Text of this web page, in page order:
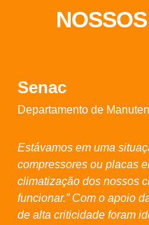
Senac
Departamento de
Estávamos em uma
compressores ou placas
climatização dos nossos
funcionar.” Com o apoio
de alta criticidade foram